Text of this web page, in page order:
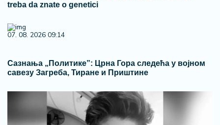
treba da znate o genetici
07. 08. 2026 09:14
Сазнања „Политике”: Црна Гора следећа у војном
савезу Загреба, Тиране и Приштине